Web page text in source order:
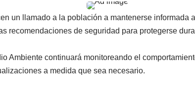
un llamado a la población a mantenerse informada
recomendaciones de seguridad para protegerse
Ambiente continuará monitoreando el
a medida que sea necesario.